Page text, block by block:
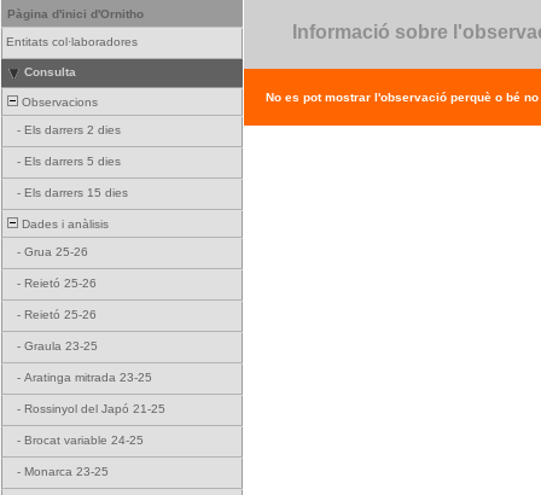
Pàgina d'inici d'Ornitho
Entitats col·laboradores
Consulta
Observacions
- Els darrers 2 dies
- Els darrers 5 dies
- Els darrers 15 dies
Dades i anàlisis
- Grua 25-26
- Reietó 25-26
- Reietó 25-26
- Graula 23-25
- Aratinga mitrada 23-25
- Rossinyol del Japó 21-25
- Brocat variable 24-25
- Monarca 23-25
Informació sobre
No es pot mostrar l'observació perquè o bé